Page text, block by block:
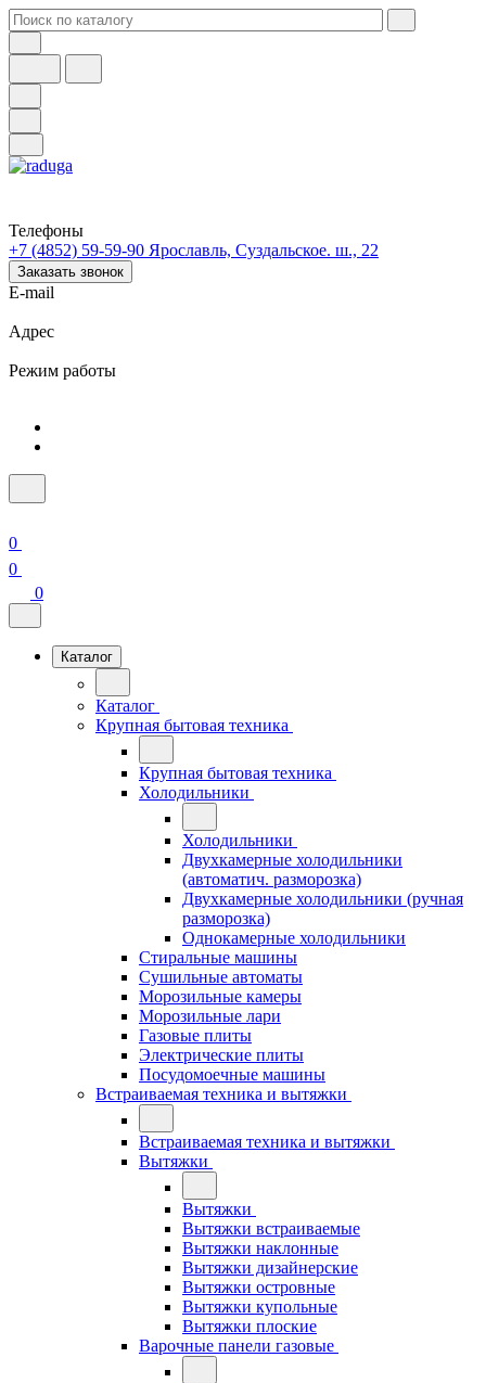
Телефоны
+7 (4852) 59-59-90 Ярославль, Суздальское. ш., 22
Заказать звонок
E-mail
Адрес
Режим работы
0
0
0
Каталог
Каталог
Крупная бытовая техника
Крупная бытовая техника
Холодильники
Холодильники
Двухкамерные холодильники
(автоматич. разморозка)
Двухкамерные холодильники (ручная
разморозка)
Однокамерные холодильники
Стиральные машины
Сушильные автоматы
Морозильные камеры
Морозильные лари
Газовые плиты
Электрические плиты
Посудомоечные машины
Встраиваемая техника и вытяжки
Встраиваемая техника и вытяжки
Вытяжки
Вытяжки
Вытяжки встраиваемые
Вытяжки наклонные
Вытяжки дизайнерские
Вытяжки островные
Вытяжки купольные
Вытяжки плоские
Варочные панели газовые